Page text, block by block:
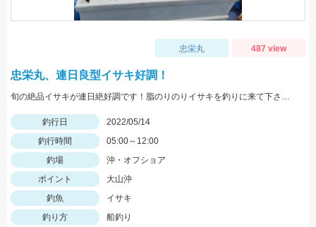
忠栄丸 487 view
忠栄丸、連日良型イサキ好調！
旬の絶品イサキが連日絶好調です！脂のりのりイサキを釣りに来て下さいね。チャンスですよ
釣行日
2022/05/14
釣行時間
05:00～12:00
釣場
沖・オフショア
ポイント
大山沖
釣魚
イサキ
釣り方
船釣り